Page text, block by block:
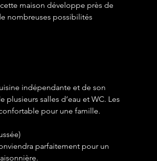
maison développe près de
nombreuses possibilités
indépendante et de son
plusieurs salles d’eau et WC. Les
pour une famille.
parfaitement pour un